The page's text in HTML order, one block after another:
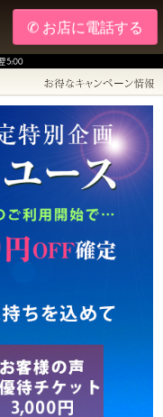
✆ お店に電話する